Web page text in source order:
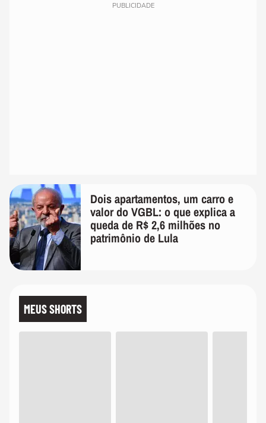
PUBLICIDADE
Dois apartamentos, um carro e
valor do VGBL: o que explica a
queda de R$ 2,6 milhões no
patrimônio de Lula
MEUS SHORTS